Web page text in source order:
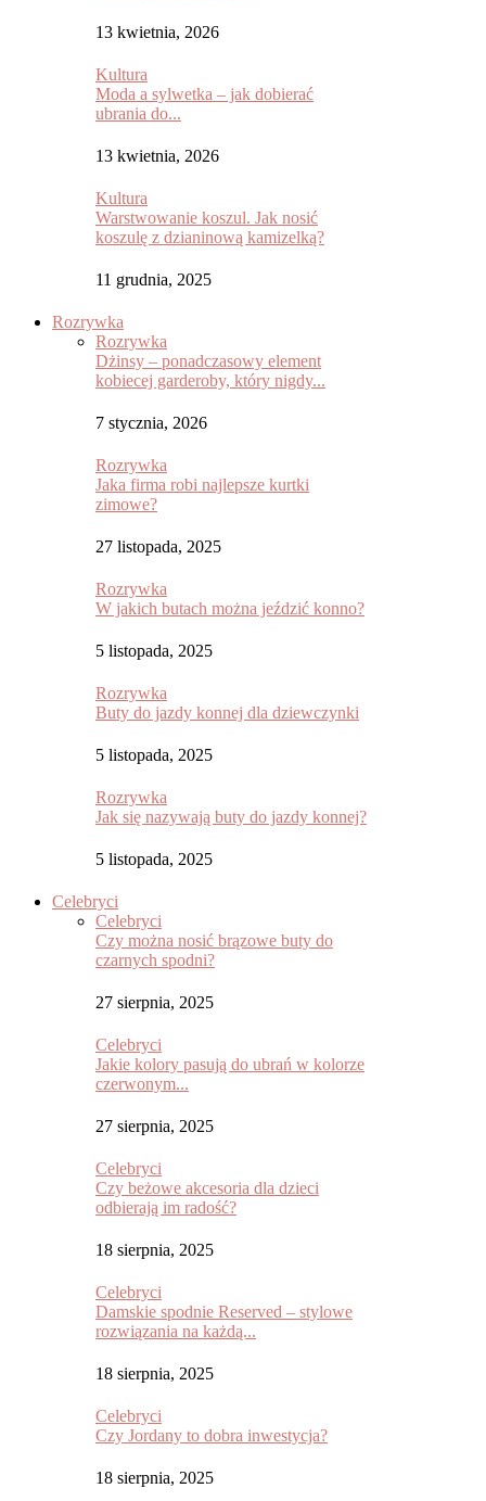
13 kwietnia, 2026
Kultura
Moda a sylwetka – jak dobierać
ubrania do...
13 kwietnia, 2026
Kultura
Warstwowanie koszul. Jak nosić
koszulę z dzianinową kamizelką?
11 grudnia, 2025
Rozrywka
Rozrywka
Dżinsy – ponadczasowy element
kobiecej garderoby, który nigdy...
7 stycznia, 2026
Rozrywka
Jaka firma robi najlepsze kurtki
zimowe?
27 listopada, 2025
Rozrywka
W jakich butach można jeździć konno?
5 listopada, 2025
Rozrywka
Buty do jazdy konnej dla dziewczynki
5 listopada, 2025
Rozrywka
Jak się nazywają buty do jazdy konnej?
5 listopada, 2025
Celebryci
Celebryci
Czy można nosić brązowe buty do
czarnych spodni?
27 sierpnia, 2025
Celebryci
Jakie kolory pasują do ubrań w kolorze
czerwonym...
27 sierpnia, 2025
Celebryci
Czy beżowe akcesoria dla dzieci
odbierają im radość?
18 sierpnia, 2025
Celebryci
Damskie spodnie Reserved – stylowe
rozwiązania na każdą...
18 sierpnia, 2025
Celebryci
Czy Jordany to dobra inwestycja?
18 sierpnia, 2025